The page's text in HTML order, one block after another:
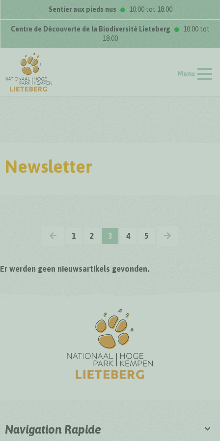
Sentier aux pieds nus 10:00 tot 18:00
Centre de Découverte de la Biodiversité Lieteberg
10:00 tot
18:00
Menu
Newsletter
VORIGE
1 2 3 4 5 VOLGENDE
Er werden geen nieuwsartikels gevonden.
Navigation Rapide